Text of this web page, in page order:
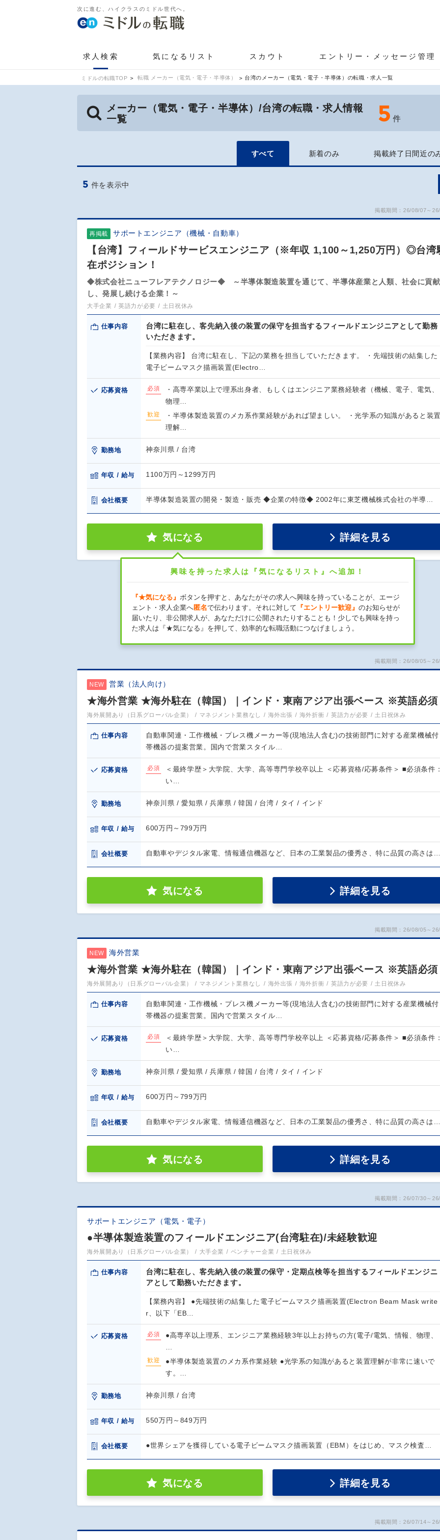
次に進む、ハイクラスのミドル世代へ。
求人検索 気になるリスト スカウト エントリー・メッセージ管理
ミドルの転職TOP 転職 メーカー（電気・電子・半導体） 台湾のメーカー（電気・電子・半導体）の転職・求人一覧
メーカー（電気・電子・半導体）/台湾の転職・求人情報
一覧
5 件
すべて 新着のみ 掲載終了日間近の
5 件を表示中
掲載期間：26/08/07～
再掲載 サポートエンジニア（機械・自動車）
【台湾】フィールドサービスエンジニア（※年収 1,100～1,250万円）◎台湾
在ポジション！
◆株式会社ニューフレアテクノロジー◆ ～半導体製造装置を通じて、半導体産業と人類、社会に貢献
し、発展し続ける企業！～
大手企業 英語力が必要 土日祝休み
仕事内容
台湾に駐在し、客先納入後の装置の保守を担当するフィールドエンジニアとして勤務
いただきます。
【業務内容】 台湾に駐在し、下記の業務を担当していただきます。 ・先端技術の結集した
電子ビームマスク描画装置(Electro…
応募資格 必須
・高専卒業以上で理系出身者、もしくはエンジニア業務経験者（機械、電子、電気、
物理…
歓迎
・半導体製造装置のメカ系作業経験があれば望ましい。 ・光学系の知識があると装置
理解…
勤務地 神奈川県 / 台湾
年収 / 給与 1100万円～1299万円
会社概要 半導体製造装置の開発・製造・販売 ◆企業の特徴◆ 2002年に東芝機械株式会社の半導…
気になる 詳細を見る
興味を持った求人は『気になるリスト』へ追加！
『★気になる』 ボタンを押すと、あなたがその求人へ興味を持っていることが、エージ
ェント・求人企業へ匿名で伝わります。それに対して 『エントリー歓迎』 のお知らせが
届いたり、非公開求人が、あなただけに公開されたりすることも！少しでも興味を持っ
た求人は『★気になる』を押して、効率的な転職活動につなげましょう。
掲載期間：26/08/05～
NEW 営業（法人向け）
★海外営業 ★海外駐在（韓国）｜インド・東南アジア出張ベース ※英語必須
海外展開あり（日系グローバル企業） マネジメント業務なし 海外出張 海外折衝 英語力が必要 土日祝休み
仕事内容
自動車関連・工作機械・プレス機メーカー等(現地法人含む)の技術部門に対する産業機械付
帯機器の提案営業。国内で営業スタイル…
応募資格 必須
＜最終学歴＞大学院、大学、高等専門学校卒以上 ＜応募資格/応募条件＞ ■必須条件：
い…
勤務地 神奈川県 / 愛知県 / 兵庫県 / 韓国 / 台湾 / タイ / インド
年収 / 給与 600万円～799万円
会社概要 自動車やデジタル家電、情報通信機器など、日本の工業製品の優秀さ、特に品質の高さは…
気になる 詳細を見る
掲載期間：26/08/05～
NEW 海外営業
★海外営業 ★海外駐在（韓国）｜インド・東南アジア出張ベース ※英語必須
海外展開あり（日系グローバル企業） マネジメント業務なし 海外出張 海外折衝 英語力が必要 土日祝休み
仕事内容
自動車関連・工作機械・プレス機メーカー等(現地法人含む)の技術部門に対する産業機械付
帯機器の提案営業。国内で営業スタイル…
応募資格 必須
＜最終学歴＞大学院、大学、高等専門学校卒以上 ＜応募資格/応募条件＞ ■必須条件：
い…
勤務地 神奈川県 / 愛知県 / 兵庫県 / 韓国 / 台湾 / タイ / インド
年収 / 給与 600万円～799万円
会社概要 自動車やデジタル家電、情報通信機器など、日本の工業製品の優秀さ、特に品質の高さは…
気になる 詳細を見る
掲載期間：26/07/30～
サポートエンジニア（電気・電子）
●半導体製造装置のフィールドエンジニア(台湾駐在)/未経験歓迎
海外展開あり（日系グローバル企業） 大手企業 ベンチャー企業 土日祝休み
仕事内容
台湾に駐在し、客先納入後の装置の保守・定期点検等を担当するフィールドエンジニ
アとして勤務いただきます。
【業務内容】 ●先端技術の結集した電子ビームマスク描画装置(Electron Beam Mask write
r、以下「EB…
応募資格 必須
●高専卒以上理系、エンジニア業務経験3年以上お持ちの方(電子/電気、情報、物理、
歓迎
●半導体製造装置のメカ系作業経験 ●光学系の知識があると装置理解が非常に速いで
す。…
勤務地 神奈川県 / 台湾
年収 / 給与 550万円～849万円
会社概要 ●世界シェアを獲得している電子ビームマスク描画装置（EBM）をはじめ、マスク検査…
気になる 詳細を見る
掲載期間：26/07/14～